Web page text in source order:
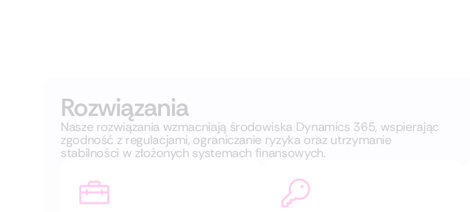
Rozwiązania
Nasze rozwiązania wzmacniają środowiska Dynamics 365, wspierając
zgodność z regulacjami, ograniczanie ryzyka oraz utrzymanie
stabilności w złożonych systemach finansowych.